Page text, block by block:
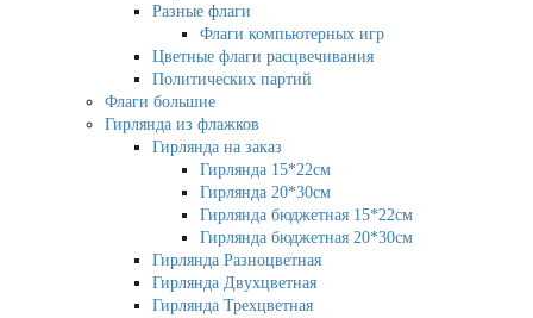
Разные флаги
Флаги компьютерных игр
Цветные флаги расцвечивания
Политических партий
Флаги большие
Гирлянда из флажков
Гирлянда на заказ
Гирлянда 15*22см
Гирлянда 20*30см
Гирлянда бюджетная 15*22см
Гирлянда бюджетная 20*30см
Гирлянда Разноцветная
Гирлянда Двухцветная
Гирлянда Трехцветная